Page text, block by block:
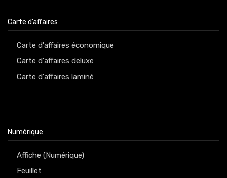
Carte d’affaires
Carte d'affaires économique
Carte d'affaires deluxe
Carte d'affaires laminé
Numérique
Affiche (Numérique)
Feuillet